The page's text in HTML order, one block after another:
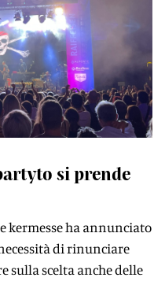
si prende
kermesse ha annunciato
di rinunciare
sulla scelta anche delle